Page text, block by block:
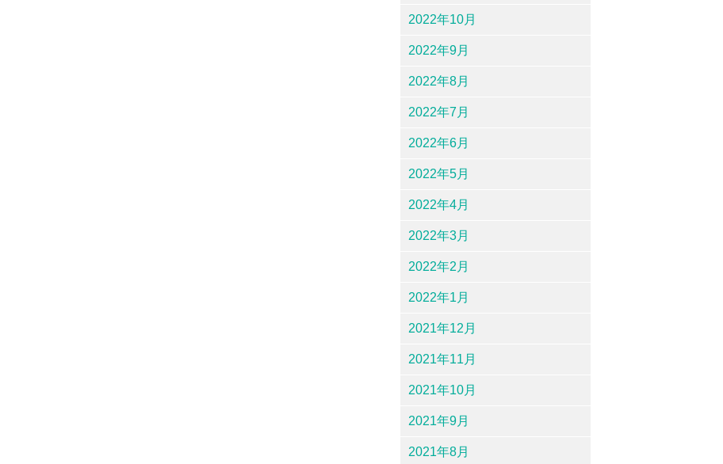
2022年10月
2022年9月
2022年8月
2022年7月
2022年6月
2022年5月
2022年4月
2022年3月
2022年2月
2022年1月
2021年12月
2021年11月
2021年10月
2021年9月
2021年8月